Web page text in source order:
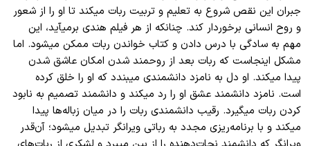
جبران این نقص شروع به تعلیم و تربیت ربات میکند تا او را از شعور
و روح انسانی برخوردار کند. چنانکه از هر فیلم هندی برمیآید، این
مهم به سادگی با درس دادن و کتاب خواندن ربات ممکن میشود. اما
مشکل اینجاست که ربات بعد از روحمند شدن امکان عاشق شدن
پیدا میکند. او دل به نامزد دانشمندی میبندد که او را خلق کرده
است. نامزد دانشمند عشق او را رد میکند و دانشمند تصمیم به نابود
کردن ربات میگیرد. رقیب دانشمندی ربات را در میان زبالهها پیدا
میکند و با برنامهریزی مجدد به رباتی ویرانگر تبدیل میشود؛ آنقدر